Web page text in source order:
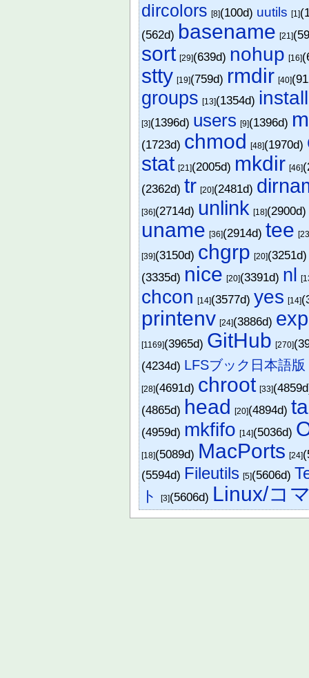
dircolors [8](100d) uutils [1]
(562d) basename [21]
sort [29](639d) nohup [16]
stty [19](759d) rmdir [40]
groups [13](1354d) install
[3](1396d) users [9](1396d)
(1723d) chmod [48](1970d)
stat [21](2005d) mkdir [46]
(2362d) tr [20](2481d)
[36](2714d) unlink [18]
uname [36](2914d) tee
[39](3150d) chgrp [20]
(3335d) nice [20](3391d) nl
chcon [14](3577d) yes [14]
printenv [24](3886d)
[1169](3965d) GitHub [270]
(4234d) LFSブック日本語
[28](4691d) chroot [33]
(4865d) head [20](4894d)
(4959d) mkfifo [14](5036d)
[18](5089d) MacPorts [24]
(5594d) Fileutils [5](5606d)
ト [3](5606d) Linux/コ